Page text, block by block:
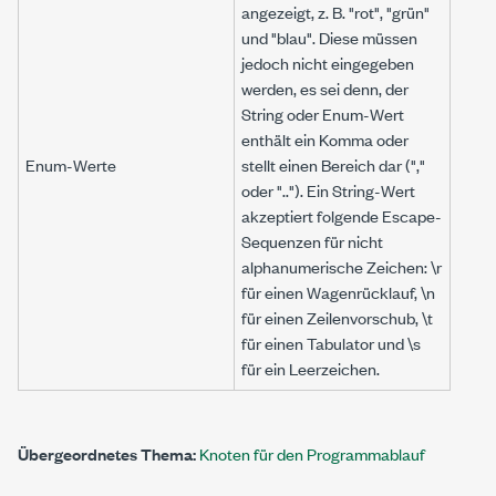
Enum-Werte
angezeigt, z. B."rot","grün"
und"blau". Diese müssen
jedoch nicht eingegeben
werden, es sei denn, der
String oder Enum-Wert
enthält ein Komma oder
stellt einen Bereich dar (","
oder ".."). Ein String-Wert
akzeptiert folgende Escape-
Sequenzen für nicht
alphanumerische Zeichen:\r
für einen Wagenrücklauf,\n
für einen Zeilenvorschub,\t
für einen Tabulator und\s
für ein Leerzeichen.
Übergeordnetes Thema:Knoten für den Programmablauf